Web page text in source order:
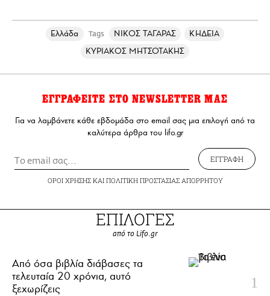
Ελλάδα Tags ΝΙΚΟΣ ΤΑΓΑΡΑΣ
ΚΗΔΕΙΑ
ΚΥΡΙΑΚΟΣ ΜΗΤΣΟΤΑΚΗΣ
ΕΓΓΡΑΦΕΙΤΕ ΣΤΟ NEWSLETTER ΜΑΣ
Για να λαμβάνετε κάθε εβδομάδα στο email σας μια επιλογή από τα
καλύτερα άρθρα του lifo.gr
ΕΓΓΡΑΦΗ
ΟΡΟΙ ΧΡΗΣΗΣΚΑΙ ΠΟΛΙΤΙΚΗ ΠΡΟΣΤΑΣΙΑΣ ΑΠΟΡΡΗΤΟΥ
ΕΠΙΛΟΓΕΣ
από το Lifo.gr
Από όσα βιβλία διάβασες τα
τελευταία 20 χρόνια, αυτό
ξεχωρίζεις